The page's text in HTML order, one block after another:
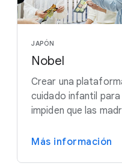
JAPÓN
Nobel
Crear una
cuidado infantil
impiden que las
Más información